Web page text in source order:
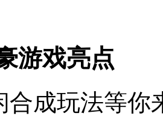
游戏亮点
合成玩法等